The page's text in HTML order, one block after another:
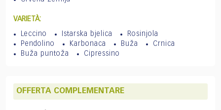
VARIETÀ:
Leccino Istarska bjelica
Rosinjola
Pendolino
Karbonaca Buža
Crnica
Buža puntoža
Cipressino
OFFERTA COMPLEMENTARE